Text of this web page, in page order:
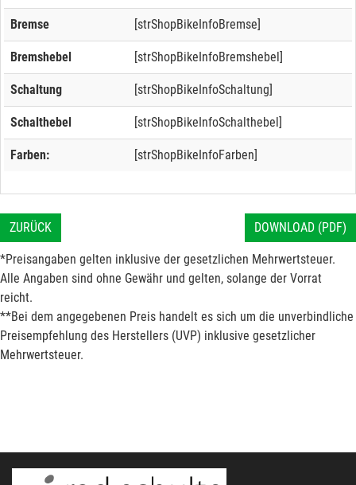
Bremse [strShopBikeInfoBremse]
Bremshebel [strShopBikeInfoBremshebel]
Schaltung [strShopBikeInfoSchaltung]
Schalthebel [strShopBikeInfoSchalthebel]
Farben: [strShopBikeInfoFarben]
ZURÜCK DOWNLOAD (PDF)
*Preisangaben gelten inklusive der gesetzlichen Mehrwertsteuer.
Alle Angaben sind ohne Gewähr und gelten, solange der Vorrat
reicht.
**Bei dem angegebenen Preis handelt es sich um die unverbindliche
Preisempfehlung des Herstellers (UVP) inklusive gesetzlicher
Mehrwertsteuer.